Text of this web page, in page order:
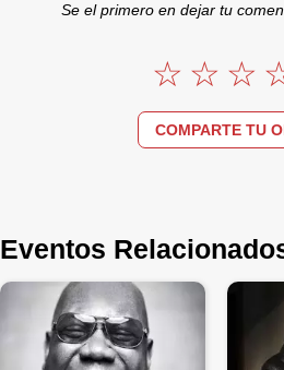
Se el primero en dejar tu
COMPARTE TU
Eventos